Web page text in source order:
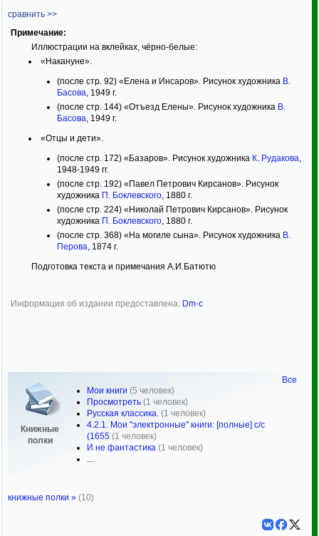
сравнить >>
Примечание:
Иллюстрации на вклейках, чёрно-белые:
«Накануне».
(после стр. 92) «Елена и Инсаров». Рисунок художника В.
Басова , 1949 г.
(после стр. 144) «Отъезд Елены». Рисунок художника В.
Басова , 1949 г.
«Отцы и дети».
(после стр. 172) «Базаров». Рисунок художника К. Рудакова
1948-1949 гг.
(после стр. 192) «Павел Петрович Кирсанов». Рисунок
художника П. Боклевского, 1880 г.
(после стр. 224) «Николай Петрович Кирсанов». Рисунок
художника П. Боклевского, 1880 г.
(после стр. 368) «На могиле сына». Рисунок художника В.
Перова , 1874 г.
Подготовка текста и примечания А.И.Батютю
Информация об издании предоставлена: Dm-c
Книжные
полки
Мои книги (5 человек)
Просмотреть (1 человек)
Русская классика. (1 человек)
4.2.1. Мои "электронные" книги: [полные] с/с
(1655 (1 человек)
И не фантастика (1 человек)
...
Все
книжные полки » (10)